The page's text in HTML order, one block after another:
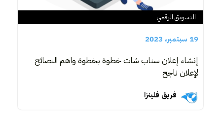
التسويق الرقمي
19 سبتمبر، 2023
إنشاء إعلان سناب شات خطوة بخطوة واهم النصائح
لإعلان ناجح
فريق فلينزا